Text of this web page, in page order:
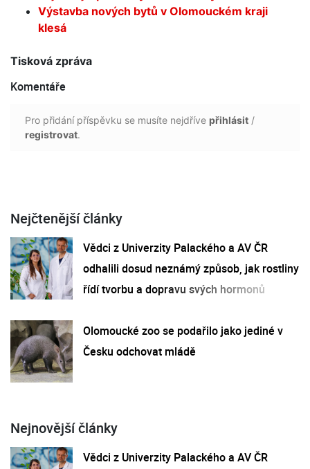
Výstavba nových bytů v Olomouckém kraji
klesá
Tisková zpráva
Komentáře
Pro přidání příspěvku se musíte nejdříve přihlásit /
registrovat.
Nejčtenější články
Vědci z Univerzity Palackého a AV ČR
odhalili dosud neznámý způsob, jak rostliny
řídí tvorbu a dopravu svých hormonů
Olomoucké zoo se podařilo jako jediné v
Česku odchovat mládě
Nejnovější články
Vědci z Univerzity Palackého a AV ČR